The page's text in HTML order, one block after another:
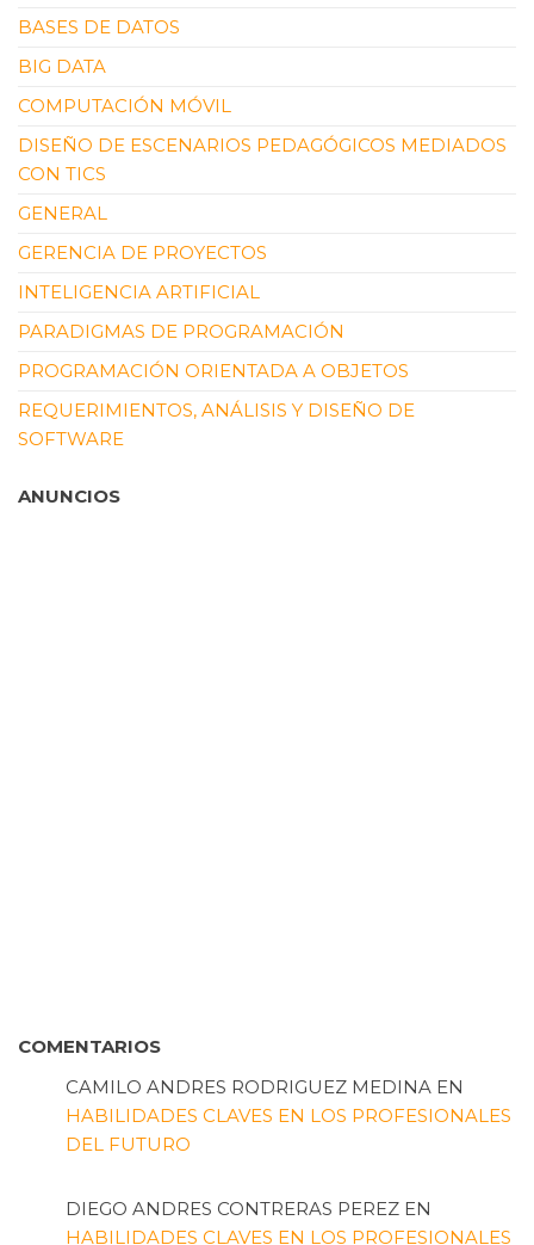
BASES DE DATOS
BIG DATA
COMPUTACIÓN MÓVIL
DISEÑO DE ESCENARIOS PEDAGÓGICOS MEDIADOS
CON TICS
GENERAL
GERENCIA DE PROYECTOS
INTELIGENCIA ARTIFICIAL
PARADIGMAS DE PROGRAMACIÓN
PROGRAMACIÓN ORIENTADA A OBJETOS
REQUERIMIENTOS, ANÁLISIS Y DISEÑO DE
SOFTWARE
ANUNCIOS
COMENTARIOS
CAMILO ANDRES RODRIGUEZ MEDINA EN
HABILIDADES CLAVES EN LOS PROFESIONALES
DEL FUTURO
DIEGO ANDRES CONTRERAS PEREZ EN
HABILIDADES CLAVES EN LOS PROFESIONALES